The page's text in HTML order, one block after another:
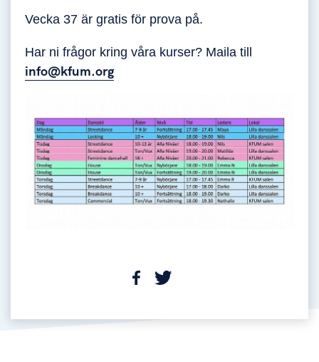
Vecka 37 är gratis för prova på.
Har ni frågor kring våra kurser? Maila till
info@kfum.org